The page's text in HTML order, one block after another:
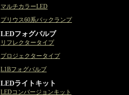
マルチカラーLED
プリウス60系バックランプ
LEDフォグバルブ
リフレクタータイプ
プロジェクタータイプ
L1Bフォグバルブ
LEDライトキット
LEDコンバージョンキット